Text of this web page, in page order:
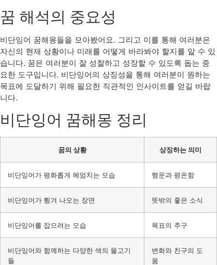
꿈 해석의 중요성
비단잉어 꿈해몽들을 모아봤어요. 그리고 이를 통해 여러분은
자신의 현재 상황이나 미래를 어떻게 바라봐야 할지를 알 수 있
습니다. 꿈은 여러분이 잘 성찰하고 성장할 수 있도록 돕는 중
요한 도구입니다. 비단잉어의 상징성을 통해 여러분이 원하는
목표에 도달하기 위해 필요한 직관적인 인사이트를 얻길 바랍
니다.
비단잉어 꿈해몽 정리
꿈의 상황 상징하는 의미
비단잉어가 평화롭게 헤엄치는 모습 행운과 평온함
비단잉어가 튕겨 나오는 장면 뜻밖의 좋은 소식
비단잉어를 잡으려는 모습 목표의 추구
비단잉어와 함께하는 다양한 색의 물고기
들
변화와 친구의 도
움